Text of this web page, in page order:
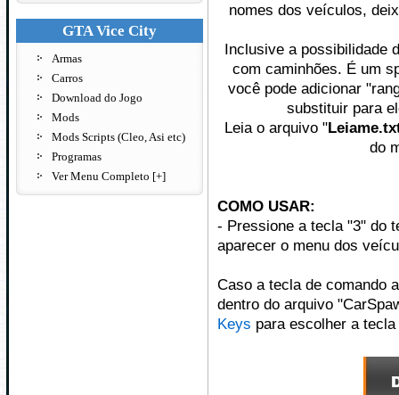
GTA Vice City
Armas
Carros
Download do Jogo
Mods
Mods Scripts (Cleo, Asi etc)
Programas
Ver Menu Completo [+]
nomes dos veículos,
Inclusive a possibilidade
com caminhões. É um
você pode adicionar
substituir para
Leia o arquivo "
do
COMO USAR:
- Pressione a tecla "3" do
aparecer o menu dos
Caso a tecla de comando
dentro do arquivo
Keys para escolher a